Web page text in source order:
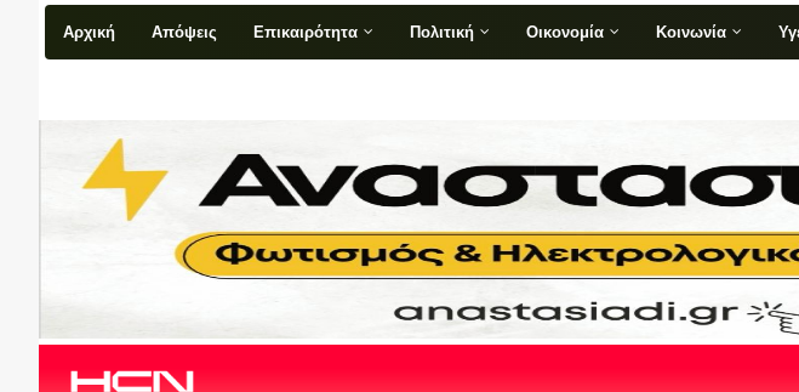
Αρχική Απόψεις Επικαιρότητα Πολιτική Οικονομία Κοινωνία